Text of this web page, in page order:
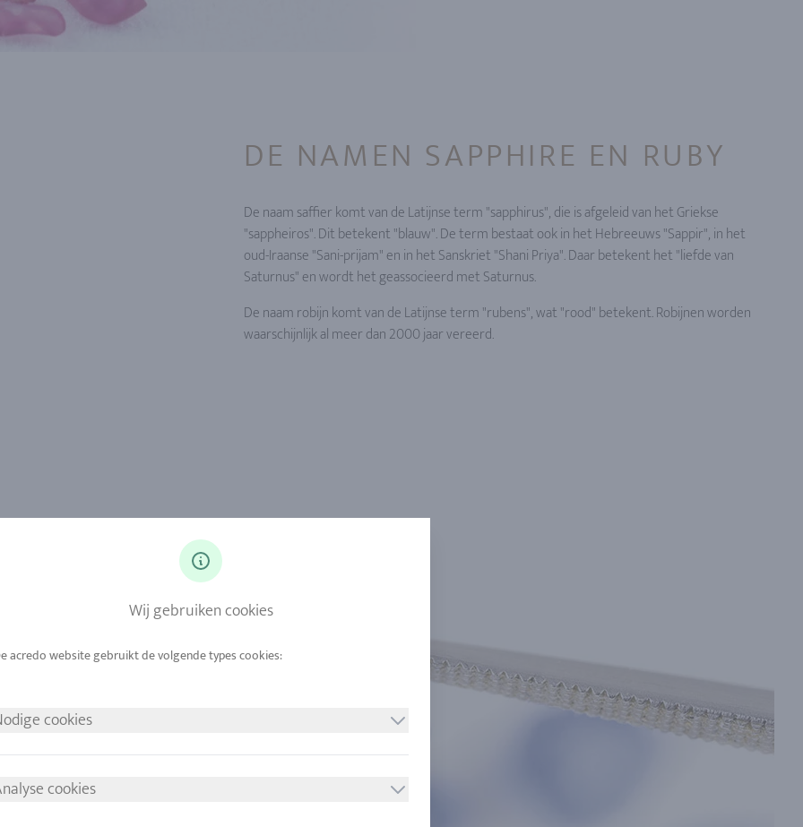
DE NAMEN SAPPHIRE EN RUBY
De naam saffier komt van de Latijnse term "sapphirus", die is afgeleid van het Griekse
"sappheiros". Dit betekent "blauw". De term bestaat ook in het Hebreeuws "Sappir", in het
oud-Iraanse "Sani-prijam" en in het Sanskriet "Shani Priya". Daar betekent het "liefde van
Saturnus" en wordt het geassocieerd met Saturnus.
De naam robijn komt van de Latijnse term "rubens", wat "rood" betekent. Robijnen worden
waarschijnlijk al meer dan 2000 jaar vereerd.
Wij gebruiken cookies
cookies
cookies